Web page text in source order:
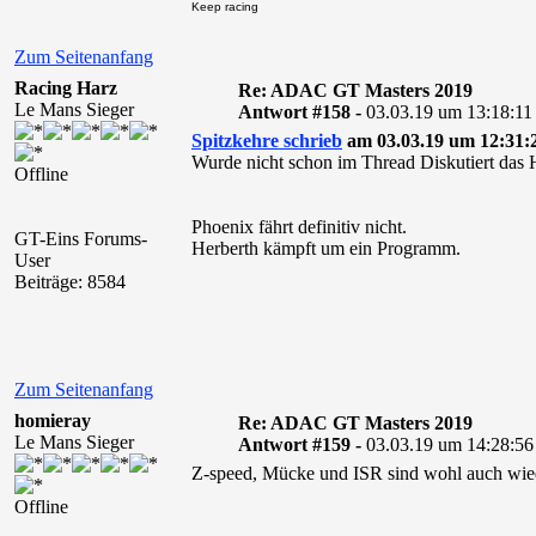
Zum Seitenanfang
Keep racing
Racing Harz
Le Mans Sieger
Offline
GT-Eins Forums-
User
Beiträge: 8584
Re: ADAC GT Masters 2019
Antwort #158 - 03.03.19 um 13:18:11
Spitzkehre schrieb am 03.03.19 um
Wurde nicht schon im Thread Diskutiert das
Phoenix fährt definitiv nicht.
Herberth kämpft um ein Programm.
Zum Seitenanfang
homieray
Le Mans Sieger
Offline
Re: ADAC GT Masters 2019
Antwort #159 - 03.03.19 um 14:28:56
Z-speed, Mücke und ISR sind wohl auch